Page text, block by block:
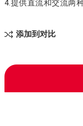
4.提供直流和交流两
添加到对比